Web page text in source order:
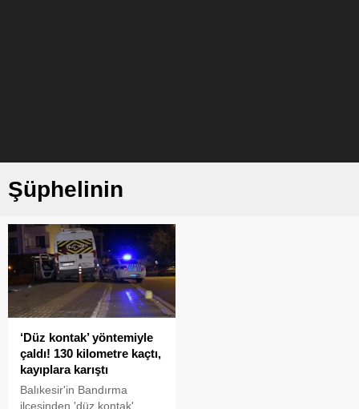
Şüphelinin
‘Düz kontak’ yöntemiyle
çaldı! 130 kilometre kaçtı,
kayıplara karıştı
Balıkesir'in Bandırma
ilçesinden 'düz kontak'